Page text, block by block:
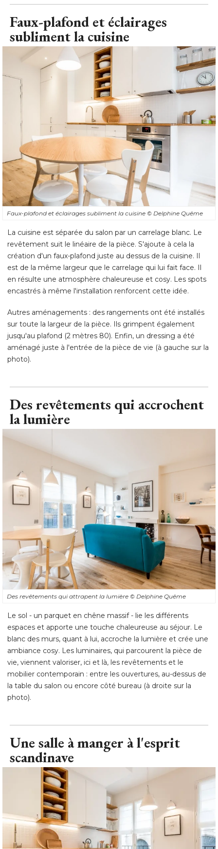
Faux-plafond et éclairages
subliment la cuisine
Faux-plafond et éclairages subliment la cuisine © Delphine Quême
La cuisine est séparée du salon par un carrelage blanc. Le
revêtement suit le linéaire de la pièce. S'ajoute à cela la
création d'un faux-plafond juste au dessus de la cuisine. Il
est de la même largeur que le carrelage qui lui fait face. Il
en résulte une atmosphère chaleureuse et cosy. Les spots
encastrés à même l'installation renforcent cette idée.
Autres aménagements : des rangements ont été installés
sur toute la largeur de la pièce. Ils grimpent également
jusqu'au plafond (2 mètres 80). Enfin, un dressing a été
aménagé juste à l'entrée de la pièce de vie (à gauche sur la
photo).
Des revêtements qui accrochent
la lumière
Des revêtements qui attrapent la lumière © Delphine Quême
Le sol - un parquet en chêne massif - lie les différents
espaces et apporte une touche chaleureuse au séjour. Le
blanc des murs, quant à lui, accroche la lumière et crée une
ambiance cosy. Les luminaires, qui parcourent la pièce de
vie, viennent valoriser, ici et là, les revêtements et le
mobilier contemporain : entre les ouvertures, au-dessus de
la table du salon ou encore côté bureau (à droite sur la
photo).
Une salle à manger à l'esprit
scandinave